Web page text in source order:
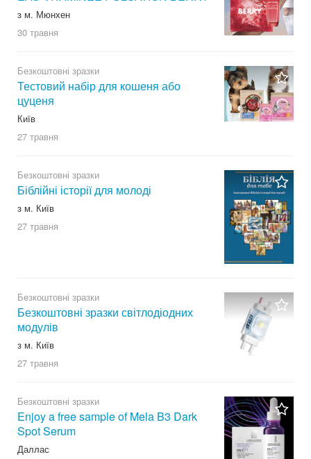
з м. Мюнхен
30 травня
Безкоштовні зразки
Тестовий набір для кошеня або
цуценя
Київ
27 травня
Безкоштовні зразки
Біблійні історії для молоді
з м. Київ
27 травня
Безкоштовні зразки
Безкоштовні зразки світлодіодних
модулів
з м. Київ
27 травня
Безкоштовні зразки
Enjoy a free sample of Mela B3 Dark
Spot Serum
Даллас